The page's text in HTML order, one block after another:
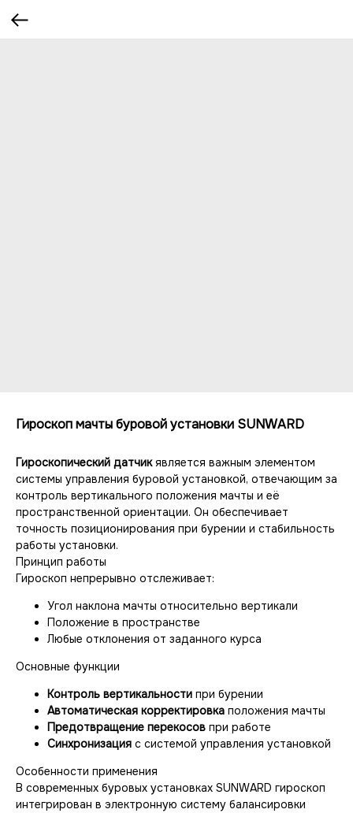
Гироскоп мачты буровой установки SUNWARD
Гироскопический датчикявляется важным элементом
системы управления буровой установкой, отвечающим за
контроль вертикального положения мачты и её
пространственной ориентации. Он обеспечивает
точность позиционирования при бурении и стабильность
работы установки.
Принцип работы
Гироскоп непрерывно отслеживает:
Угол наклона мачты относительно вертикали
Положение в пространстве
Любые отклонения от заданного курса
Основные функции
Контроль вертикальности при бурении
Автоматическая корректировка положения мачты
Предотвращение перекосов при работе
Синхронизация с системой управления установкой
Особенности применения
В современных буровых установках SUNWARD гироскоп
интегрирован в электронную систему балансировки